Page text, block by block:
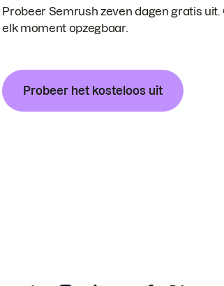
Probeer Semrush zeven dagen gratis uit.
elk moment opzegbaar.
Probeer het kosteloos uit